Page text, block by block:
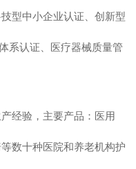
型中小企业认证、创新型
系认证、医疗器械质量管
经验，主要产品：医用
数十种医院和养老机构护